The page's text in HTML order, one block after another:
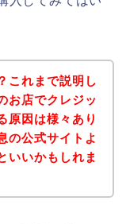
これまで説明し
お店でクレジッ
原因は様々あり
の公式サイトよ
いいかもしれま